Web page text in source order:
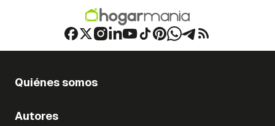
Quiénes somos
Autores